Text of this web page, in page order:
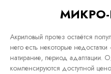
Акриловый протез остаётся
него есть некоторые
натирание, период адаптации.
компенсируются доступной